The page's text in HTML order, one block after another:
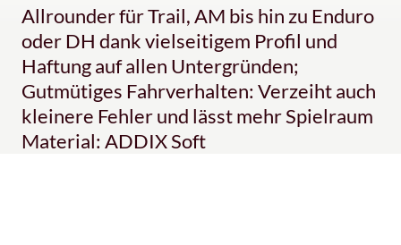
Allrounder für Trail, AM bis hin zu Enduro
oder DH dank vielseitigem Profil und
Haftung auf allen Untergründen;
Gutmütiges Fahrverhalten: Verzeiht auch
kleinere Fehler und lässt mehr Spielraum
Material: ADDIX Soft